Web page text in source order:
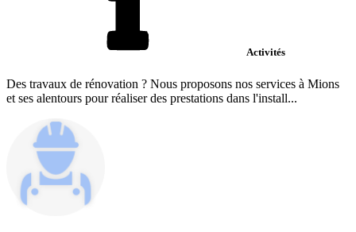
Activités
Des travaux de rénovation ? Nous proposons nos services à Mions
et ses alentours pour réaliser des prestations dans l'install...